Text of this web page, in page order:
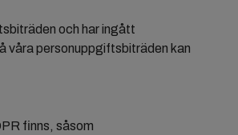
och har ingått
våra personuppgiftsbiträden kan
finns, såsom